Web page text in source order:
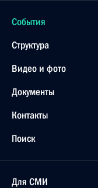
События
Структура
Видео и фото
Документы
Контакты
Поиск
Для СМИ